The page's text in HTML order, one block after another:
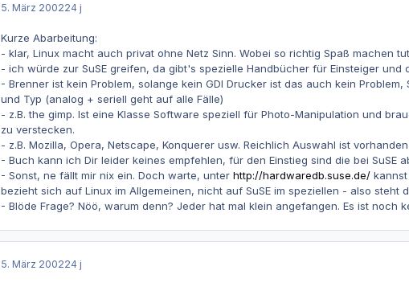
5. März 200224 j
Kurze Abarbeitung:
- klar, Linux macht auch privat ohne Netz Sinn. Wobei so richtig Spaß machen
- ich würde zur SuSE greifen, da gibt's spezielle Handbücher für Einsteiger und
- Brenner ist kein Problem, solange kein GDI Drucker ist das auch kein
und Typ (analog + seriell geht auf alle Fälle)
- z.B. the gimp. Ist eine Klasse Software speziell für Photo-Manipulation und
zu verstecken.
- z.B. Mozilla, Opera, Netscape, Konquerer usw. Reichlich Auswahl ist
- Buch kann ich Dir leider keines empfehlen, für den Einstieg sind die bei SuSE
- Sonst, ne fällt mir nix ein. Doch warte, unter http://hardwaredb.suse.de/kannst
bezieht sich auf Linux im Allgemeinen, nicht auf SuSE im speziellen - also
- Blöde Frage? Nöö, warum denn? Jeder hat mal klein angefangen. Es ist noch
5. März 200224 j